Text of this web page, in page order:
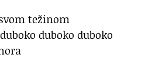
težinom
duboko duboko